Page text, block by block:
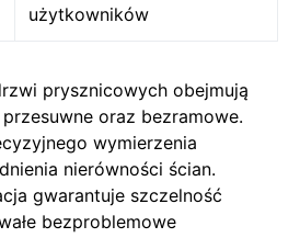
użytkowników
prysznicowych obejmują
oraz bezramowe.
wymierzenia
nierówności ścian.
gwarantuje szczelność
bezproblemowe